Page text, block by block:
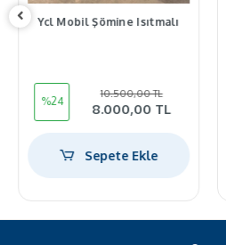
Ycl Mobil Şömine Isıtmalı
%24
10.500,00 TL
8.000,00 TL
Sepete Ekle